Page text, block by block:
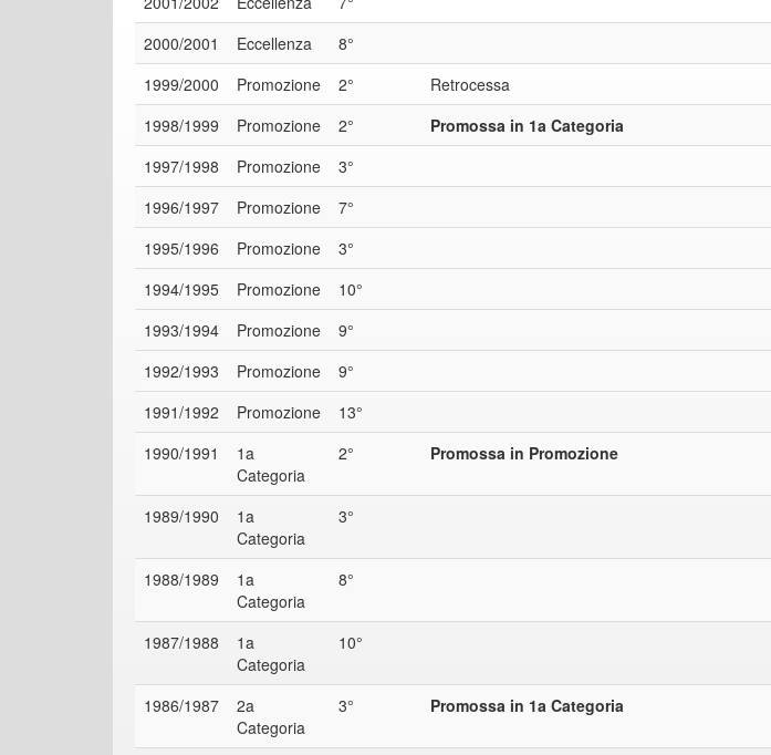
2000/2001
Eccellenza
8°
1999/2000
Promozione 2°
Retrocessa
1998/1999
Promozione 2°
Promossa in 1a Categoria
1997/1998
Promozione
3°
1996/1997
Promozione
7°
1995/1996
Promozione
3°
1994/1995
Promozione
10°
1993/1994
Promozione
9°
1992/1993
Promozione
9°
1991/1992
Promozione
13°
1990/1991
1a
Categoria
2° Promossa in Promozione
1989/1990
1a
Categoria
3°
1988/1989
1a
Categoria
8°
1987/1988
1a
Categoria
10°
1986/1987
2a
Categoria
3° Promossa in 1a Categoria